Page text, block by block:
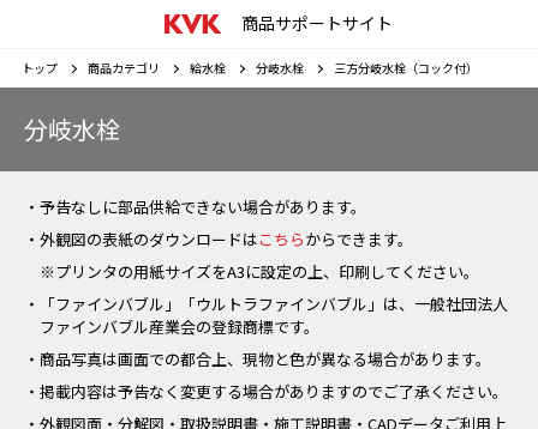
商品サポートサイト
トップ 商品カテゴリ 給水栓 分岐水栓 三方分岐水栓（コック付）
分岐水栓
・予告なしに部品供給できない場合があります。
・外観図の表紙のダウンロードはこちらからできます。
※プリンタの用紙サイズをA3に設定の上、印刷してください。
・「ファインバブル」「ウルトラファインバブル」は、一般社団法人
ファインバブル産業会の登録商標です。
・商品写真は画面での都合上、現物と色が異なる場合があります。
・掲載内容は予告なく変更する場合がありますのでご了承ください。
・外観図面・分解図・取扱説明書・施工説明書・CADデータご利用上